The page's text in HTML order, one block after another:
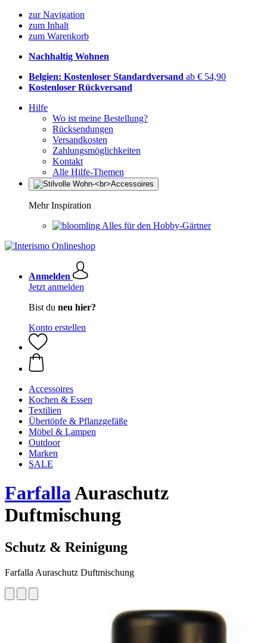
zur Navigation
zum Inhalt
zum Warenkorb
Nachhaltig Wohnen
Belgien: Kostenloser Standardversand ab € 54,90
Kostenloser Rückversand
Hilfe
Wo ist meine Bestellung?
Rücksendungen
Versandkosten
Zahlungsmöglichkeiten
Kontakt
Alle Hilfe-Themen
Mehr Inspiration
Alles für den Hobby-Gärtner
Anmelden
Jetzt anmelden
Bist du neu hier?
Konto erstellen
Accessoires
Kochen & Essen
Textilien
Übertöpfe & Pflanzgefäße
Möbel & Lampen
Outdoor
Marken
SALE
FarfallaAuraschutz
Duftmischung
Schutz & Reinigung
Farfalla Auraschutz Duftmischung